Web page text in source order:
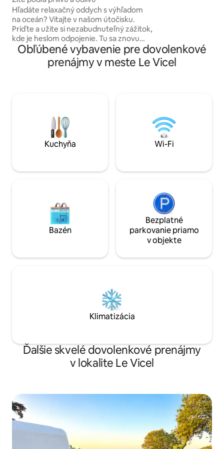
Hľadáte relaxačný oddych s výhľadom
na oceán? Vitajte v našom útočisku.
Príďte a užite si nezabudnuteľný zážitok,
kde je heslom odpojenie. Tu sa znovu
spojíte s prírodou a budete žiť v rytme
prílivu a odlivu. Vďaka 180-stupňovému
panoramatickému výhľadu na more
nezabudnuteľných spomienok.
Normandia vám leží pri nohách a more je
vaším jediným horizontom.
Obľúbené vybavenie pre dovolenkové
prenájmy v meste Le Vicel
Kuchyňa Wi-Fi
Bazén
Bezplatné
parkovanie priamo
v objekte
Klimatizácia
Ďalšie skvelé dovolenkové prenájmy
v lokalite Le Vicel